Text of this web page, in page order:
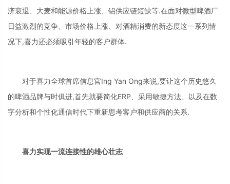
济衰退、大麦和能源价格上涨、铝供应链短缺等.在面对微型啤酒厂
日益激烈的竞争、市场价格上涨、对酒精消费的新态度这一系列情
况下,喜力还必须吸引年轻的客户群体.
对于喜力全球首席信息官Ing Yan Ong来说,要让这个历史悠久
的啤酒品牌与时俱进,首先就要简化ERP、采用敏捷方法、以及在数
字分析和个性化通信时代下重新思考客户和供应商的关系.
喜力实现一流连接性的雄心壮志